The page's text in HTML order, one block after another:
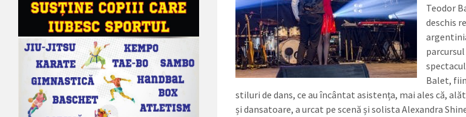
Teodor
deschis
Balet,
stiluri de dans, ce au încântat asistența, mai ales că,
și dansatoare, a urcat pe scenă și solista Alexandra